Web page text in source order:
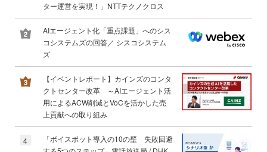
ター運営を実現！」NTTテクノクロス
AIエージェント化「重点課題」へのシス
コシステムズの回答／ シスコシステム
ズ
【イベントレポート】カインズのコンタ
クトセンター改革 ～AIエージェント活
用によるACW削減とVoCを活かした売
上貢献への取り組み
4
「ボイスボット導入の10の壁 失敗回避